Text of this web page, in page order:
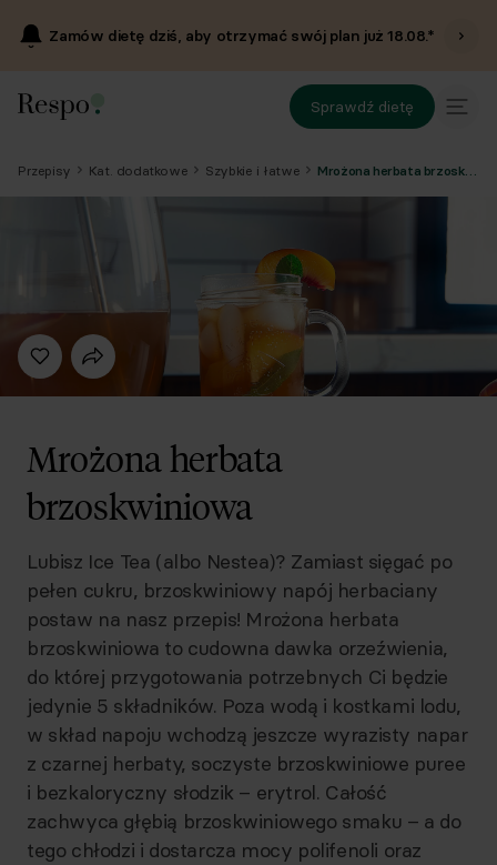
Zamów dietę dziś, aby otrzymać swój plan już18.08.*
Sprawdź dietę
Przepisy Kat. dodatkowe Szybkie i łatwe
Mrożona herbata
brzoskwiniowa
Lubisz Ice Tea (albo Nestea)? Zamiast sięgać po
pełen cukru, brzoskwiniowy napój herbaciany
postaw na nasz przepis! Mrożona herbata
brzoskwiniowa to cudowna dawka orzeźwienia,
do której przygotowania potrzebnych Ci będzie
jedynie 5 składników. Poza wodą i kostkami lodu,
w skład napoju wchodzą jeszcze wyrazisty napar
z czarnej herbaty, soczyste brzoskwiniowe puree
i bezkaloryczny słodzik – erytrol. Całość
zachwyca głębią brzoskwiniowego smaku – a do
tego chłodzi i dostarcza mocy polifenoli oraz